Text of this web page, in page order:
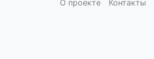
О проекте Контакты